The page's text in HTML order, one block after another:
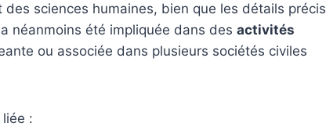
sciences humaines, bien que les détails précis
néanmoins été impliquée dans des activités
ou associée dans plusieurs sociétés civiles
: